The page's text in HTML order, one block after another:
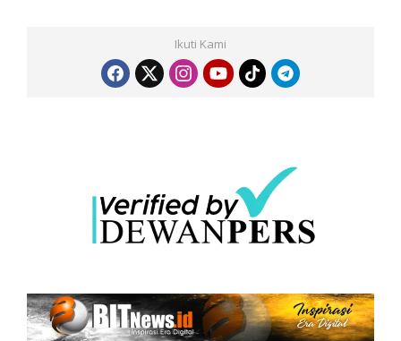
Ikuti Kami